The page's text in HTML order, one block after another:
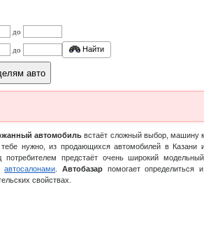
до
до Найти
авто
автомобиль встаёт сложный выбор, машину
нужно, из продающихся автомобилей в Казани
потребителем предстаёт очень широкий
автосалонами Автобазарпомогает определиться
свойствах.